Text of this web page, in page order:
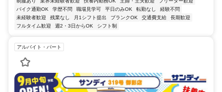
バイク通勤OK
学歴不問 職場見学可 平日のみOK 転勤なし
経験不問
未経験者歓迎
残業なし 月1シフト提出 ブランクOK 交通費支給
長期歓迎
フルタイム歓迎
週2・3日からOK シフト制
アルバイト・パート